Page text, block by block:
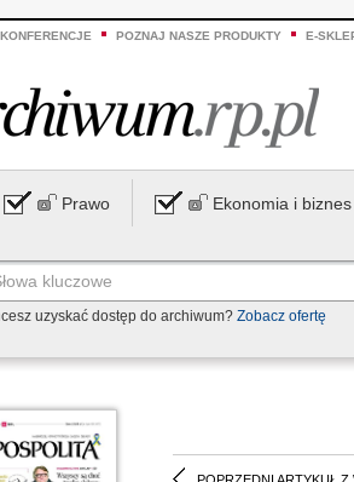
POZNAJ NASZE PRODUKTY E-
Prawo Ekonomia i biznes
uzyskać dostęp do archiwum? Zobacz ofertę